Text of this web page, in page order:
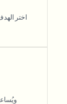
اختر